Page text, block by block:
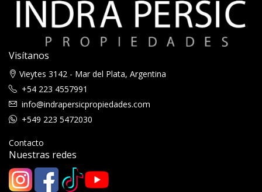
Visítanos
Vieytes 3142 - Mar del Plata, Argentina
+54 223 4557991
info@indrapersicpropiedades.com
+549 223 5472030
Contacto
Nuestras redes